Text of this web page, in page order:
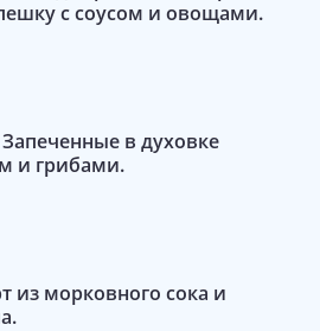
с соусом и овощами.
в духовке
и грибами.
из морковного сока и